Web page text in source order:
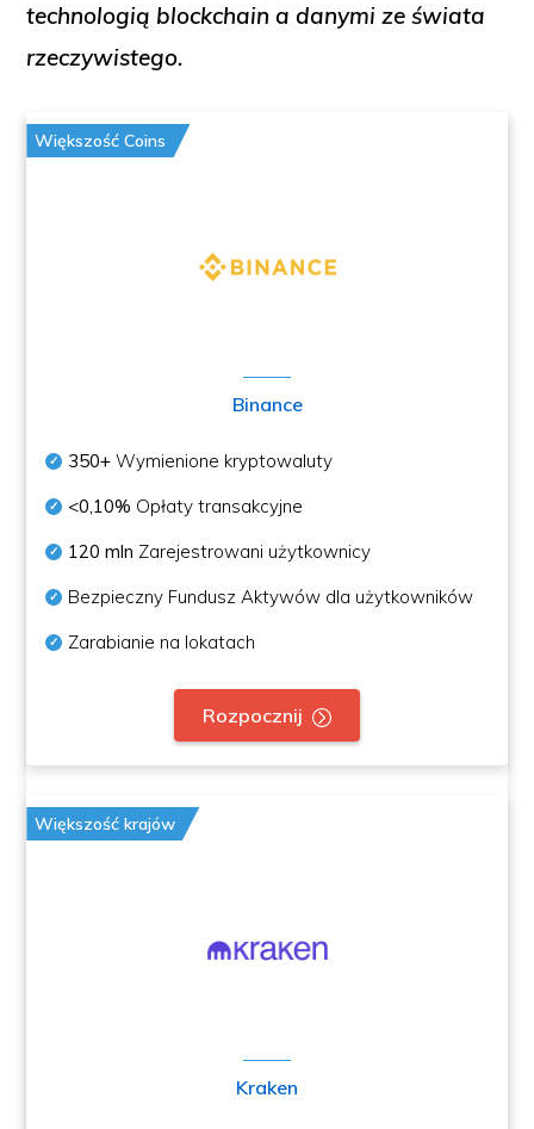
technologią blockchain a danymi ze świata
rzeczywistego.
Większość Coins
Binance
350+ Wymienione kryptowaluty
<0,10% Opłaty transakcyjne
120 mln Zarejestrowani użytkownicy
Bezpieczny Fundusz Aktywów dla użytkowników
Zarabianie na lokatach
Rozpocznij
Większość krajów
Kraken